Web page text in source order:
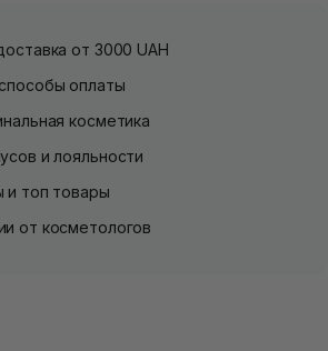
от 3000 UAH
оплаты
косметика
и лояльности
и топ товары
от косметологов